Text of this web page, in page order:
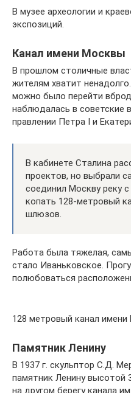
В музее археологии и
экспозиций.
Канал имени Москвы
В прошлом столичные
жителям хватит
можно было перейти
наблюдалась в советские
правлении Петра I и
В кабинете Сталина
проектов, но выбрали
соединил Москву реку
копать 128-метровый
шлюзов.
Работа была тяжелая,
стало Иваньковское.
полюбоваться
128 метровый канал имени
Памятник Ленину
В 1937 г. скульптор С.Д.
памятник Ленину высотой
на другом берегу канала